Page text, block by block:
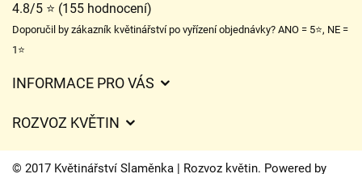
4.8/5 ⭐ (155 hodnocení)
Doporučil by zákazník květinářství po vyřízení objednávky? ANO = 5⭐, NE =
1⭐
INFORMACE PRO VÁS
Ochrana osobních údajů
ROZVOZ KVĚTIN
Ceny za doručení
© 2017 Květinářství Slaměnka | Rozvoz květin. Powered by